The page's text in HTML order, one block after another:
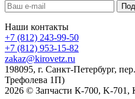
Наши контакты
+7 (812) 243-99-50
+7 (812) 953-15-82
zakaz@kirovetz.ru
198095, г. Санкт-Петербург,
Трефолева 1П)
2026 © Запчасти К-700, K-701,